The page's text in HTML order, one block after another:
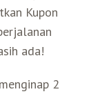
Kupon
ada!
2